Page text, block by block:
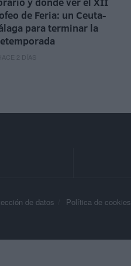
de Feria: un Ceuta-
para terminar la
2 DÍAS
de datos Política de cookies